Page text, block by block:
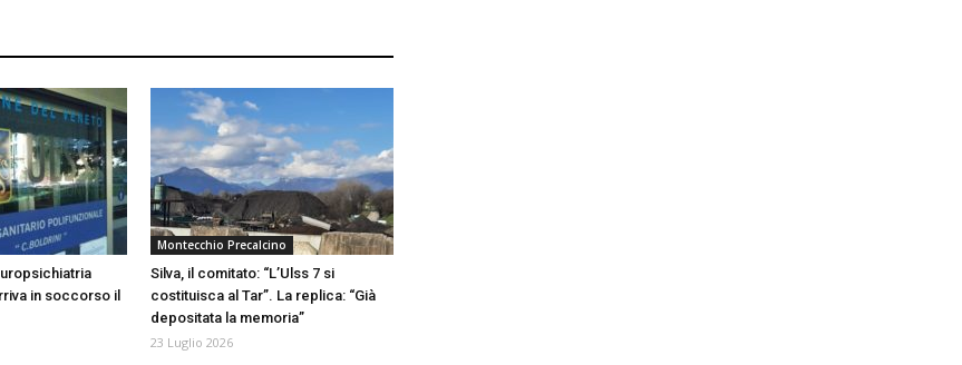
in soccorso il
Montecchio Precalcino
Silva, il comitato: “L’Ulss 7 si
costituisca al Tar”. La replica: “Già
depositata la memoria”
23 Luglio 2026